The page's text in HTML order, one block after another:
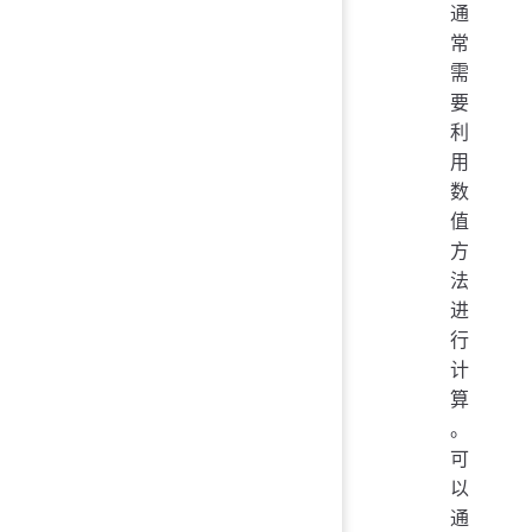
通
常
需
要
利
用
数
值
方
法
进
行
计
算
。
可
以
通